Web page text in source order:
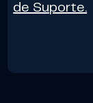
de Suporte.